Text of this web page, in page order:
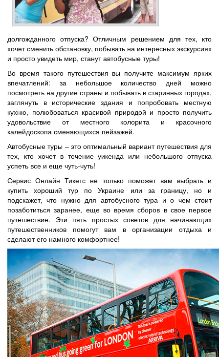
долгожданного отпуска? Отличным решением для тех, кто
хочет сменить обстановку, побывать на интересных экскурсиях
и просто увидеть мир, станут автобусные туры!
Во время такого путешествия вы получите максимум ярких
впечатлений: за небольшое количество дней можно
посмотреть на другие страны и побывать в старинных городах,
заглянуть в исторические здания и попробовать местную
кухню, полюбоваться красивой природой и просто получить
удовольствие от местного колорита и красочного
калейдоскопа сменяющихся пейзажей.
Автобусные туры – это оптимальный вариант путешествия для
тех, кто хочет в течение уикенда или небольшого отпуска
успеть все и еще чуть-чуть!
Сервис Онлайн Тикетс не только поможет вам выбрать и
купить хороший тур по Украине или за границу, но и
подскажет, что нужно для автобусного тура и о чем стоит
позаботиться заранее, еще во время сборов в свое первое
путешествие. Эти пять простых советов для начинающих
путешественников помогут вам в организации отдыха и
сделают его намного комфортнее!